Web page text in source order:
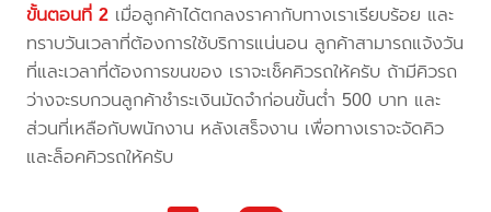
ขั้นตอนที่ 2 เมื่อลูกค้าได้ตกลงราคากับทางเราเรียบร้อย และ
ทราบวันเวลาที่ต้องการใช้บริการแน่นอน ลูกค้าสามารถแจ้งวัน
ที่และเวลาที่ต้องการขนของ เราจะเช็คคิวรถให้ครับ ถ้ามีคิวรถ
ว่างจะรบกวนลูกค้าชำระเงินมัดจำก่อนขั้นต่ำ 500 บาท และ
ส่วนที่เหลือกับพนักงาน หลังเสร็จงาน เพื่อทางเราจะจัดคิว
และล็อคคิวรถให้ครับ